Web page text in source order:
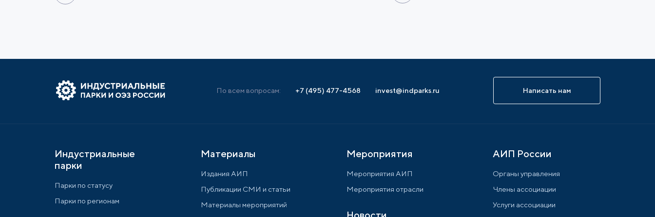
По всем вопросам: +7 (495) 477-4568 invest@indparks.ru Написать нам
Индустриальные
парки
Парки по статусу
Парки по регионам
Материалы
Издания АИП
Публикации СМИ и статьи
Материалы мероприятий
Мероприятия
Мероприятия АИП
Мероприятия отрасли
АИП России
Органы управления
Члены ассоциации
Услуги ассоциации